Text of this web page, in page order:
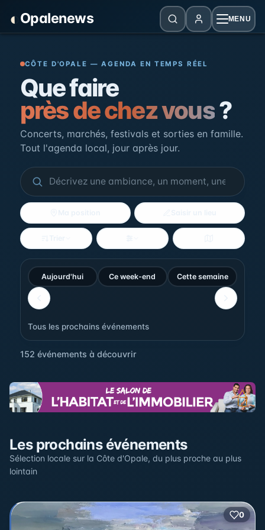
◐ Opalenews MENU
Opalenews — Événements de la
CÔTE D'OPALE — AGENDA EN TEMPS RÉEL
Que faire
près de chez vous?
Concerts, marchés, festivals et sorties en famille.
Tout l'agenda local, jour après jour.
Voir la carte
Aujourd'hui Ce week-end Cette semaine
Tous les prochains événements
152 événements à découvrir
Cliquez sur un pin pour voir l'événement — les lieux qui
en accueillent plusieurs sont regroupés.
12
2 3
17
22
2
+
−
Les prochains événements
Sélection locale sur la Côte d'Opale, du plus proche au plus
lointain
0